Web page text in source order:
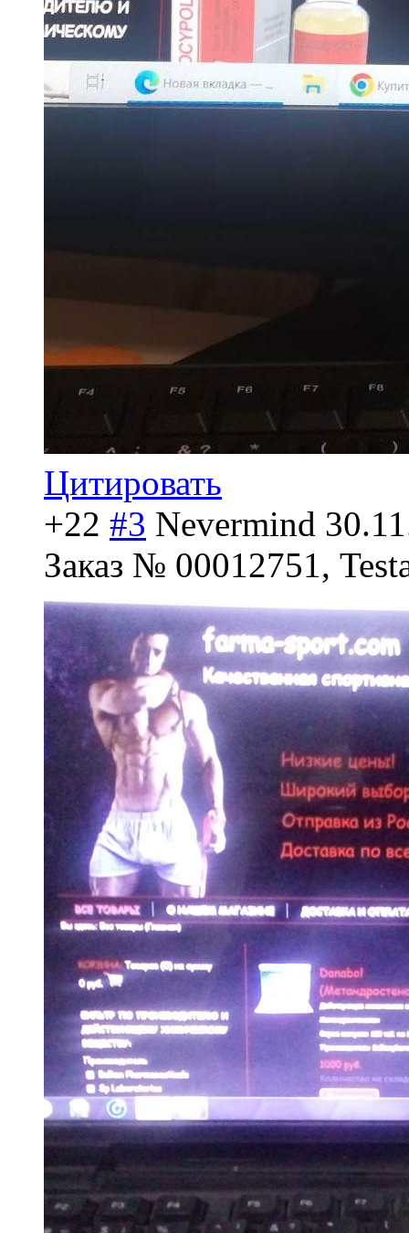
Цитировать
+22 #3 Nevermind
Заказ № 00012751,